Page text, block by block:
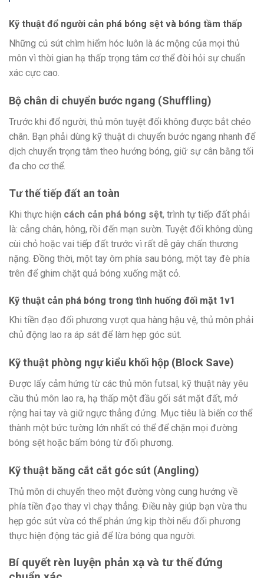
Kỹ thuật đổ người cản phá bóng sệt và bóng tầm thấp
Những cú sút chìm hiểm hóc luôn là ác mộng của mọi thủ
môn vì thời gian hạ thấp trọng tâm cơ thể đòi hỏi sự chuẩn
xác cực cao.
Bộ chân di chuyển bước ngang (Shuffling)
Trước khi đổ người, thủ môn tuyệt đối không được bắt chéo
chân. Bạn phải dùng kỹ thuật di chuyển bước ngang nhanh để
dịch chuyển trọng tâm theo hướng bóng, giữ sự cân bằng tối
đa cho cơ thể.
Tư thế tiếp đất an toàn
Khi thực hiện cách cản phá bóng sệt, trình tự tiếp đất phải
là: cẳng chân, hông, rồi đến mạn sườn. Tuyệt đối không dùng
cùi chỏ hoặc vai tiếp đất trước vì rất dễ gây chấn thương
nặng. Đồng thời, một tay ôm phía sau bóng, một tay đè phía
trên để ghim chặt quả bóng xuống mặt cỏ.
Kỹ thuật cản phá bóng trong tình huống đối mặt 1v1
Khi tiền đạo đối phương vượt qua hàng hậu vệ, thủ môn phải
chủ động lao ra áp sát để làm hẹp góc sút.
Kỹ thuật phòng ngự kiểu khối hộp (Block Save)
Được lấy cảm hứng từ các thủ môn futsal, kỹ thuật này yêu
cầu thủ môn lao ra, hạ thấp một đầu gối sát mặt đất, mở
rộng hai tay và giữ ngực thẳng đứng. Mục tiêu là biến cơ thể
thành một bức tường lớn nhất có thể để chặn mọi đường
bóng sệt hoặc bấm bóng từ đối phương.
Kỹ thuật băng cắt cắt góc sút (Angling)
Thủ môn di chuyển theo một đường vòng cung hướng về
phía tiền đạo thay vì chạy thẳng. Điều này giúp bạn vừa thu
hẹp góc sút vừa có thể phản ứng kịp thời nếu đối phương
thực hiện động tác giả để lừa bóng qua người.
Bí quyết rèn luyện phản xạ và tư thế đứng